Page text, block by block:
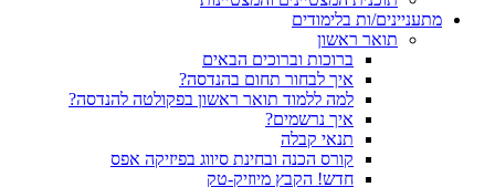
מתעניינים/ות בלימודים
תואר ראשון
ברוכות וברוכים הבאים
איך לבחור תחום בהנדסה?
למה ללמוד תואר ראשון בפקולטה להנדסה?
איך נרשמים?
תנאי קבלה
קורס הכנה ובחינת סיווג בפיזיקה אפס
חדש! הקבץ מיוזיק-טק